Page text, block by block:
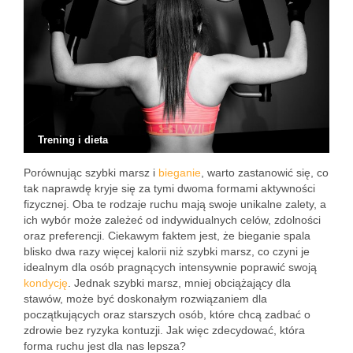
Trening i dieta
Porównując szybki marsz i bieganie , warto zastanowić się, co
tak naprawdę kryje się za tymi dwoma formami aktywności
fizycznej. Oba te rodzaje ruchu mają swoje unikalne zalety, a
ich wybór może zależeć od indywidualnych celów, zdolności
oraz preferencji. Ciekawym faktem jest, że bieganie spala
blisko dwa razy więcej kalorii niż szybki marsz, co czyni je
idealnym dla osób pragnących intensywnie poprawić swoją
kondycję . Jednak szybki marsz, mniej obciążający dla
stawów, może być doskonałym rozwiązaniem dla
początkujących oraz starszych osób, które chcą zadbać o
zdrowie bez ryzyka kontuzji. Jak więc zdecydować, która
forma ruchu jest dla nas lepsza?